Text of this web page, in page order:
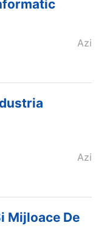
Azi
Azi
Mijloace De